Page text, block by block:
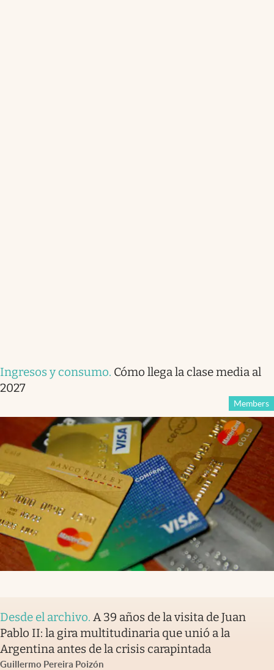
Ingresos y consumo. Cómo llega la clase media al
2027
Members
Desde el archivo. A 39 años de la visita de Juan
Pablo II: la gira multitudinaria que unió a la
Argentina antes de la crisis carapintada
Guillermo Pereira Poizón